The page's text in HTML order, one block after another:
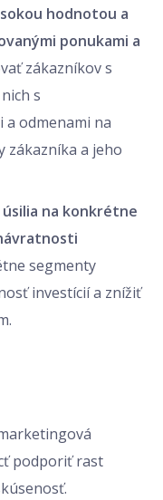
hodnotou a
ponukami a
zákazníkov s
s
odmenami na
zákazníka a jeho
na konkrétne
segmenty
investícií a znížiť
podporiť rast